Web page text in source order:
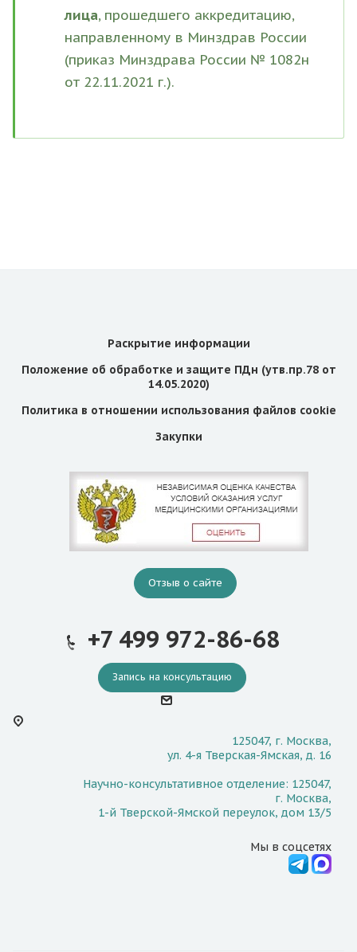
лица, прошедшего аккредитацию,
направленному в Минздрав России
(приказ Минздрава России № 1082н
от 22.11.2021 г.).
Раскрытие информации
Положение об обработке и защите ПДн (утв.пр.78 от
14.05.2020)
Политика в отношении использования файлов cookie
Закупки
Отзыв о сайте
+7 499 972-86-68
Запись на консультацию
125047, г. Москва,
ул. 4-я Тверская-Ямская, д. 16
Научно-консультативное отделение: 125047,
г. Москва,
1-й Тверской-Ямской переулок, дом 13/5
Мы в соцсетях